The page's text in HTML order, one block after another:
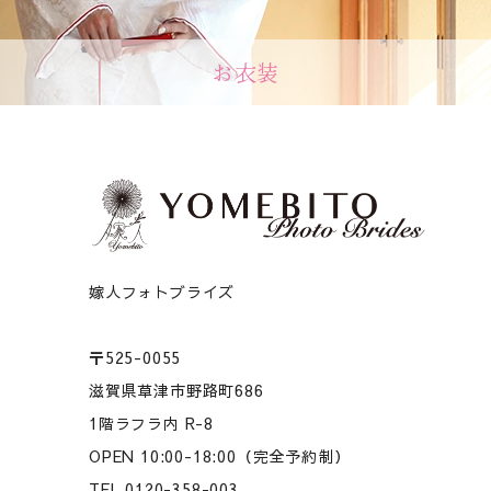
お衣装
嫁人フォトブライズ
〒525-0055
滋賀県草津市野路町686
1階ラフラ内 R-8
OPEN 10:00-18:00（完全予約制）